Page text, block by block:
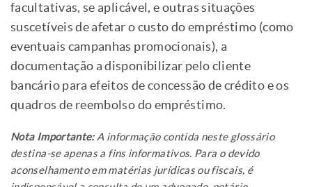
facultativas, se aplicável, e outras situações
suscetíveis de afetar o custo do empréstimo (como
eventuais campanhas promocionais), a
documentação a disponibilizar pelo cliente
bancário para efeitos de concessão de crédito e os
quadros de reembolso do empréstimo.
Nota Importante:A informação contida neste glossário
destina-se apenas a fins informativos. Para o devido
aconselhamento em matérias jurídicas ou fiscais, é